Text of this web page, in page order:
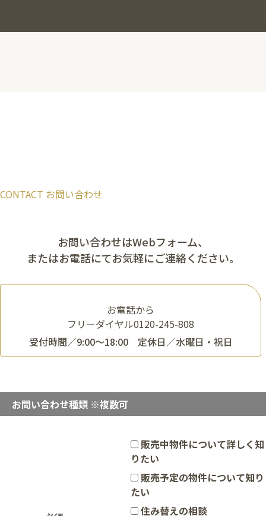
CONTACT お問い合わせ
お問い合わせはWebフォーム、
またはお電話にてお気軽にご連絡ください。
お電話から
フリーダイヤル0120-245-808
受付時間／9:00〜18:00 定休日／水曜日・祝日
お問い合わせ種類 ※複数可
販売中物件について詳しく知
りたい
販売予定の物件について知り
たい
住み替えの相談